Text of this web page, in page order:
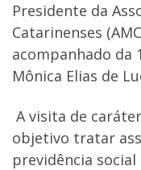
Presidente da
Catarinenses
acompanhado da
Mônica Elias de
A visita de
objetivo tratar
previdência